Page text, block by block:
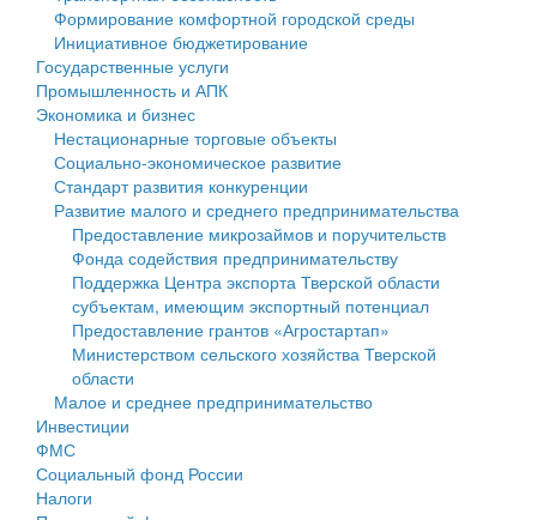
Государственные услуги
Промышленность и АПК
Экономика и бизнес
Символика
Устав
Гостям округа
Туризм
Культура
Образование
Здравоохранение
Социальная защита
Фотоальбом
муниципального округа Тверской области
Администрация Кашинского муниципального округа
Тверской области
Управление сельскими территориями
Открытые данные
Работа с обращениями граждан
Муниципальный контроль
Муниципальные услуги
Проекты административных регламентов
Антимонопольный комплаенс
Противодействие коррупции
Финансовое управление
Бюджет для граждан
Имущество
Выявление правообладателей ранее учтенных
объектов недвижимости
Имущественная поддержка субъектов малого и
среднего предпринимательства
Информационная поддержка субъектов малого и
среднего предпринимательства
Муниципальные программы
Контрольно-счетная палата
Формирование комфортной городской среды
Инициативное бюджетирование
Государственные услуги
Промышленность и АПК
Экономика и бизнес
Нестационарные торговые объекты
Социально-экономическое развитие
Стандарт развития конкуренции
Развитие малого и среднего предпринимательства
Предоставление микрозаймов и поручительств
Фонда содействия предпринимательству
Поддержка Центра экспорта Тверской области
субъектам, имеющим экспортный потенциал
Предоставление грантов «Агростартап»
Министерством сельского хозяйства Тверской
области
Малое и среднее предпринимательство
Инвестиции
ФМС
Социальный фонд России
Налоги